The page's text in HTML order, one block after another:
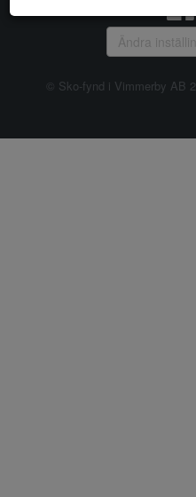
Ändra
© Sko-fynd i Vimmerby AB